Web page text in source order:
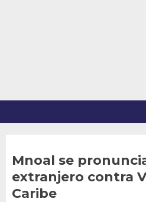
Mnoal se
extranjero contra
Caribe